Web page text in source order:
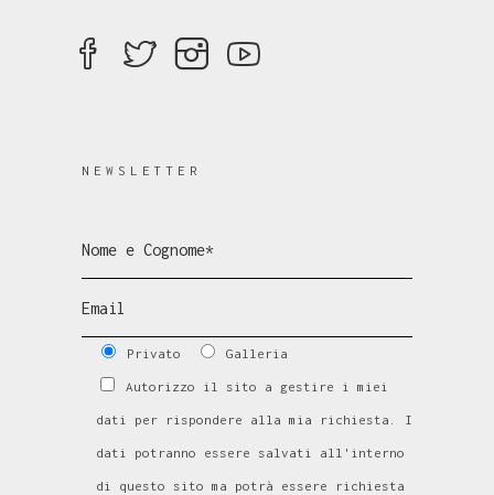
NEWSLETTER
Privato Galleria
Autorizzo il sito a gestire i miei
dati per rispondere alla mia richiesta. I
dati potranno essere salvati all'interno
di questo sito ma potrà essere richiesta